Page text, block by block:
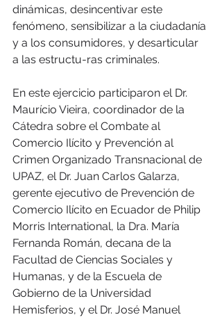
dinámicas, desincentivar este
fenómeno, sensibilizar a la ciudadanía
y a los consumidores, y desarticular
a las estructu-ras criminales.
En este ejercicio participaron el Dr.
Maurício Vieira, coordinador de la
Cátedra sobre el Combate al
Comercio Ilícito y Prevención al
Crimen Organizado Transnacional de
UPAZ, el Dr. Juan Carlos Galarza,
gerente ejecutivo de Prevención de
Comercio Ilícito en Ecuador de Philip
Morris International, la Dra. María
Fernanda Román, decana de la
Facultad de Ciencias Sociales y
Humanas, y de la Escuela de
Gobierno de la Universidad
Hemisferios, y el Dr. José Manuel